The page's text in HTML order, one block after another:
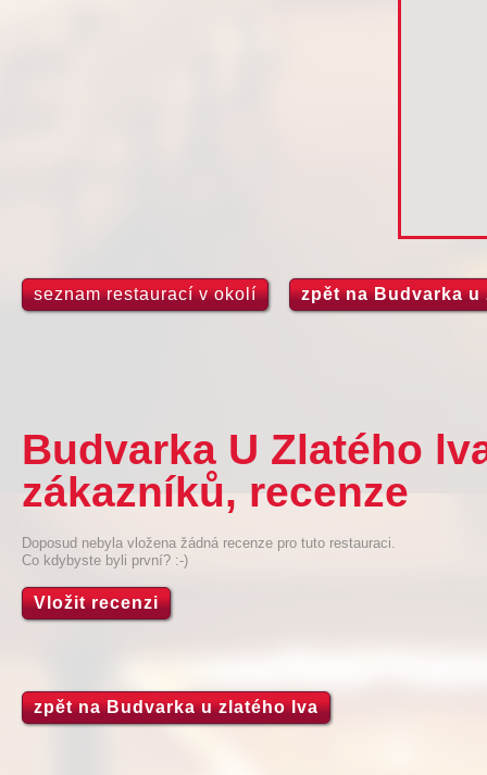
seznam restaurací v okolí zpět na Budvarka u
Budvarka U Zlatého
zákazníků, recenze
Doposud nebyla vložena žádná recenze pro tuto restauraci.
Co kdybyste byli první? :-)
Vložit recenzi
zpět na Budvarka u zlatého lva